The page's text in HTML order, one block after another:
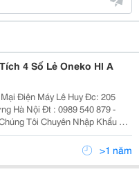
4 Số Lẻ Oneko Hl A
Máy Lê Huy Đc: 205
0989 540 879 -
Điện Tử Kỹ Thuật Hàng Chính
Hl-3
>1 năm